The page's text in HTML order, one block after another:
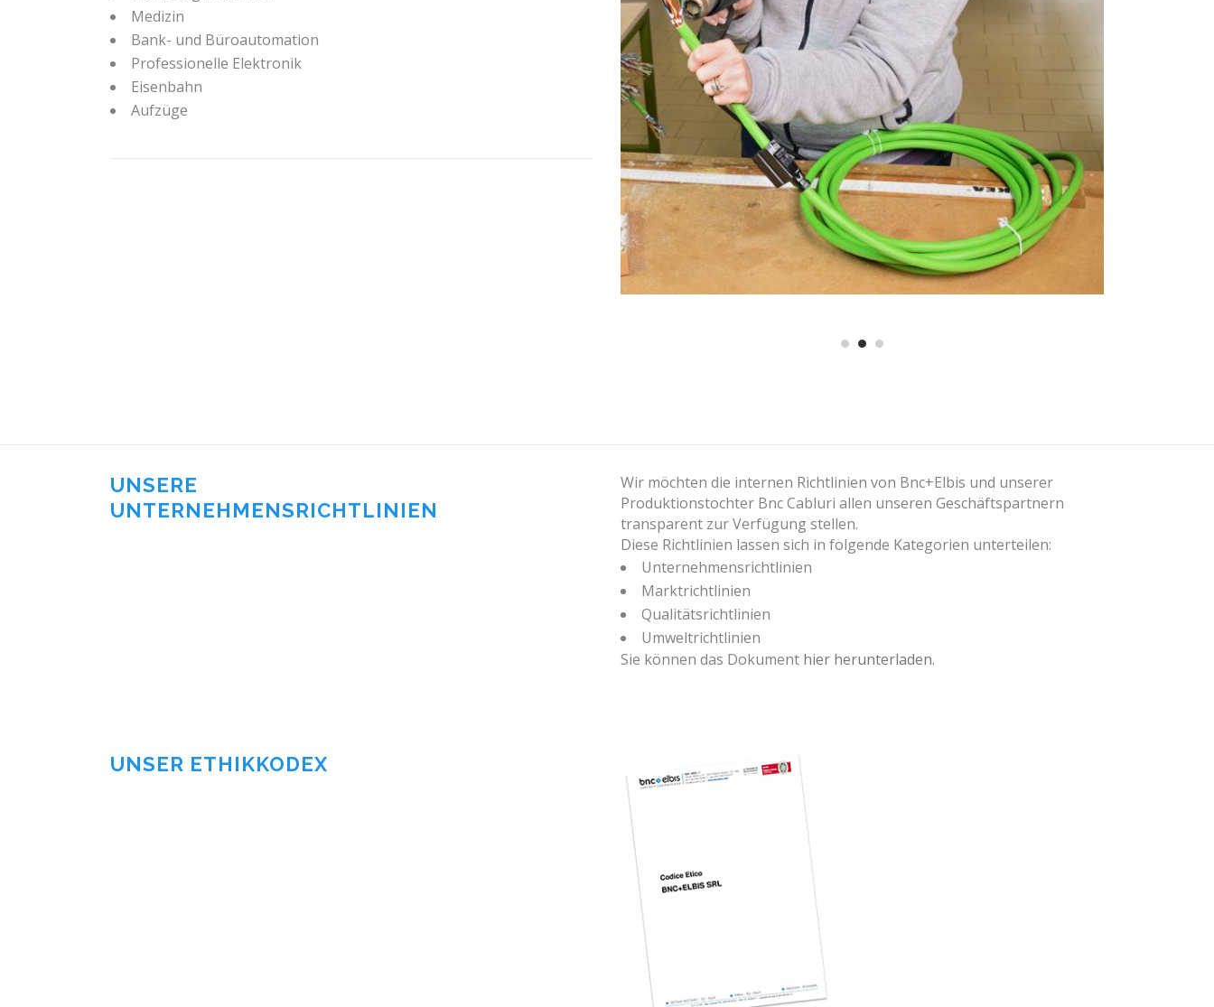
Medizin
Bank- und Büroautomation
Professionelle Elektronik
Eisenbahn
Aufzüge
UNSERE
UNTERNEHMENSRICHTLINIEN
Wir möchten die internen Richtlinien von Bnc+Elbis und unserer
Produktionstochter Bnc Cabluri allen unseren Geschäftspartnern
transparent zur Verfügung stellen.
Diese Richtlinien lassen sich in folgende Kategorien unterteilen:
Unternehmensrichtlinien
Marktrichtlinien
Qualitätsrichtlinien
Umweltrichtlinien
Sie können das Dokument hier herunterladen.
UNSER ETHIKKODEX